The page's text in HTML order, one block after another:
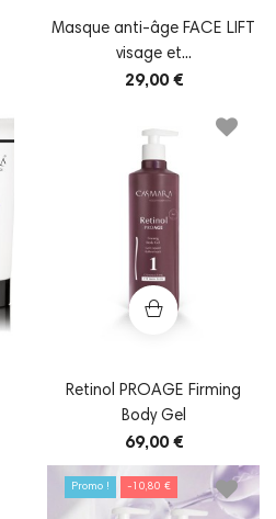
Masque anti-âge FACE LIFT
visage et...
29,00 €
Retinol PROAGE Firming
Body Gel
69,00 €
Promo ! -10,80 €